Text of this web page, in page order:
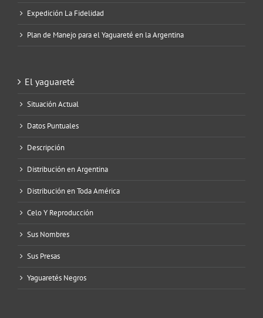
Expedición La Fidelidad
Plan de Manejo para el Yaguareté en la Argentina
El yaguareté
Situación Actual
Datos Puntuales
Descripción
Distribución en Argentina
Distribución en Toda América
Celo Y Reproducción
Sus Nombres
Sus Presas
Yaguaretés Negros